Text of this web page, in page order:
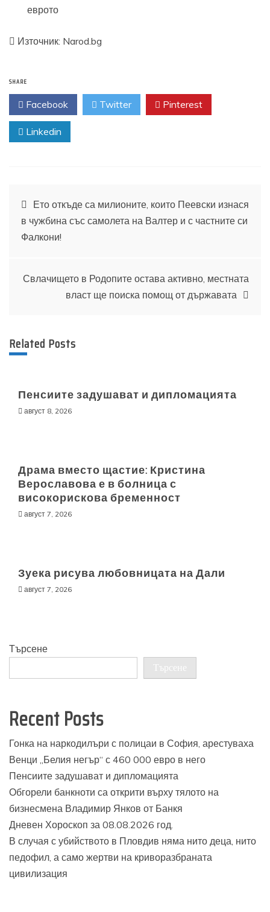
еврото
Източник: Narod.bg
SHARE
Facebook Twitter Pinterest
Linkedin
Навигация
Ето откъде са милионите, които Пеевски изнася
в чужбина със самолета на Валтер и с частните си
Фалкони!
Свлачището в Родопите остава активно, местната
власт ще поиска помощ от държавата
Related Posts
Пенсиите задушават и дипломацията
август 8, 2026
Драма вместо щастие: Кристина
Верославова е в болница с
високорискова бременност
август 7, 2026
Зуека рисува любовницата на Дали
август 7, 2026
Търсене
Търсене
Recent Posts
Гонка на наркодилъри с полицаи в София, арестуваха
Венци „Белия негър“ с 460 000 евро в него
Пенсиите задушават и дипломацията
Обгорели банкноти са открити върху тялото на
бизнесмена Владимир Янков от Банкя
Дневен Хороскоп за 08.08.2026 год.
В случая с убийството в Пловдив няма нито деца, нито
педофил, а само жертви на криворазбраната
цивилизация